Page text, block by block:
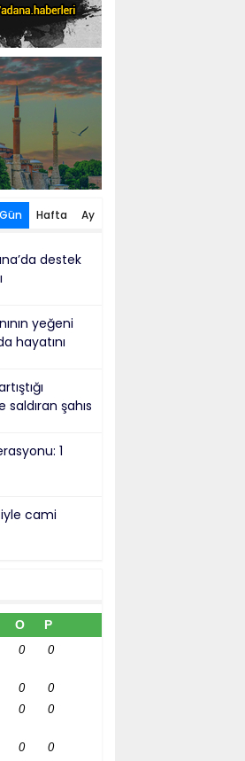
Gün Hafta Ay
destek
yeğeni
hayatını
şahıs
1
cami
O P
0 0
0
0
0 0
0
0